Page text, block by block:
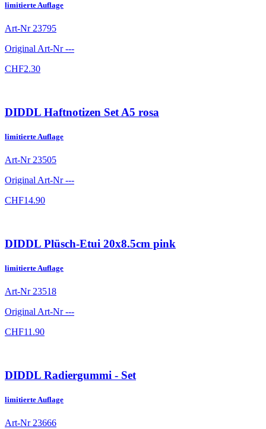
limitierte Auflage
Art-Nr 23795
Original Art-Nr---
CHF2.30
DIDDL Haftnotizen Set A5 rosa
limitierte Auflage
Art-Nr 23505
Original Art-Nr---
CHF14.90
DIDDL Plüsch-Etui 20x8.5cm pink
limitierte Auflage
Art-Nr 23518
Original Art-Nr---
CHF11.90
DIDDL Radiergummi - Set
limitierte Auflage
Art-Nr23666